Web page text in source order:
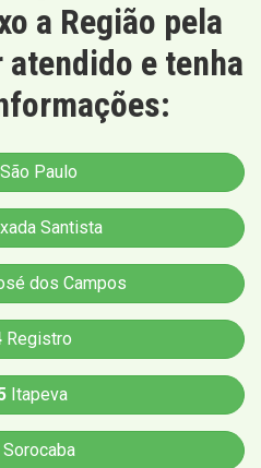
a Região pela
e tenha
São Paulo
Santista
dos Campos
Registro
Itapeva